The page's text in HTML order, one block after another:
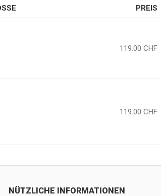
PREIS
119.00 CHF
119.00 CHF
NÜTZLICHE INFORMATIONEN